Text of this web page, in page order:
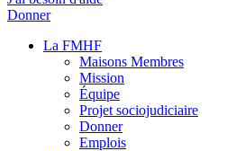
Donner
La FMHF
Maisons Membres
Mission
Équipe
Projet sociojudiciaire
Donner
Emplois